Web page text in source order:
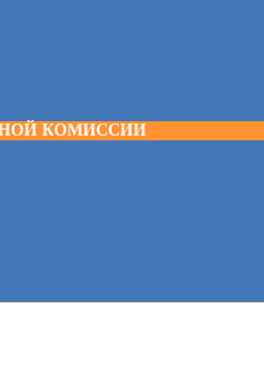
КОМИССИИ